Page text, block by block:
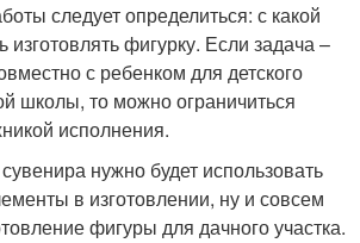
следует определиться: с какой
изготовлять фигурку. Если задача –
с ребенком для детского
школы, то можно ограничиться
исполнения.
нужно будет использовать
в изготовлении, ну и совсем
фигуры для дачного участка.